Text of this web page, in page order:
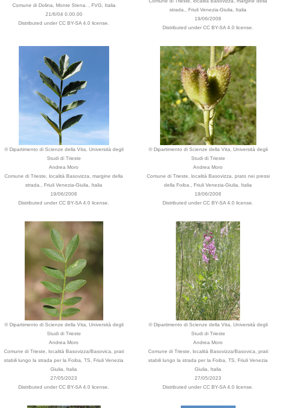
Comune di Dolina, Monte Stena. , FVG, Italia
21/6/04 0.00.00
Distributed under CC BY-SA 4.0 license.
strada., Friuli Venezia-Giulia, Italia
19/06/2008
Distributed under CC BY-SA 4.0 license.
© Dipartimento di Scienze della Vita, Università degli
Studi di Trieste
Andrea Moro
Comune di Trieste, località Basovizza, margine della
strada., Friuli Venezia-Giulia, Italia
19/06/2008
Distributed under CC BY-SA 4.0 license.
© Dipartimento di Scienze della Vita, Università degli
Studi di Trieste
Andrea Moro
Comune di Trieste, località Basovizza, prato nei pressi
della Foiba., Friuli Venezia-Giulia, Italia
19/06/2008
Distributed under CC BY-SA 4.0 license.
© Dipartimento di Scienze della Vita, Università degli
Studi di Trieste
Andrea Moro
Comune di Trieste, località Basovizza/Basovica, prati
stabili lungo la strada per la Foiba, TS, Friuli Venezia
Giulia, Italia
27/05/2023
Distributed under CC BY-SA 4.0 license.
© Dipartimento di Scienze della Vita, Università degli
Studi di Trieste
Andrea Moro
Comune di Trieste, località Basovizza/Basovica, prati
stabili lungo la strada per la Foiba, TS, Friuli Venezia
Giulia, Italia
27/05/2023
Distributed under CC BY-SA 4.0 license.